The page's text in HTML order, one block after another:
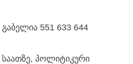
551 633 644
საათზე, პოლიტიკური